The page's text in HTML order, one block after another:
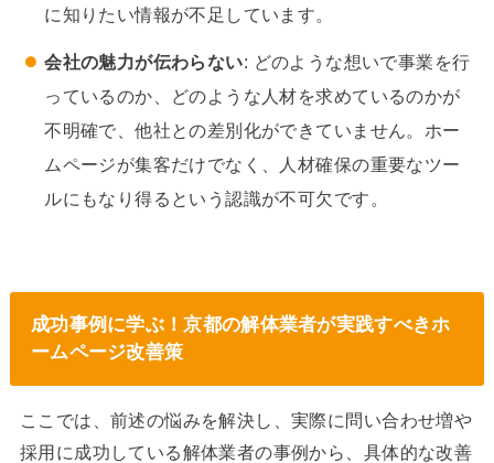
に知りたい情報が不足しています。
会社の魅力が伝わらない: どのような想いで事業を行
っているのか、どのような人材を求めているのかが
不明確で、他社との差別化ができていません。ホー
ムページが集客だけでなく、人材確保の重要なツー
ルにもなり得るという認識が不可欠です。
成功事例に学ぶ！京都の解体業者が実践すべきホ
ームページ改善策
ここでは、前述の悩みを解決し、実際に問い合わせ増や
採用に成功している解体業者の事例から、具体的な改善